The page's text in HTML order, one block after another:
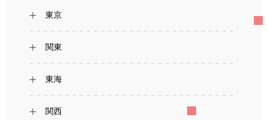
東京
関東
東海
関西